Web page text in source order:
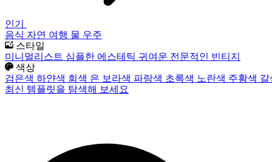
인기
음식 자연 여행 물 우주
스타일
미니멀리스트 심플한 에스테틱 귀여운 전문적인 빈티지
색상
검은색 하얀색 회색 은 보라색 파랑색 초록색 노란색 주황색
최신 템플릿을 탐색해 보세요